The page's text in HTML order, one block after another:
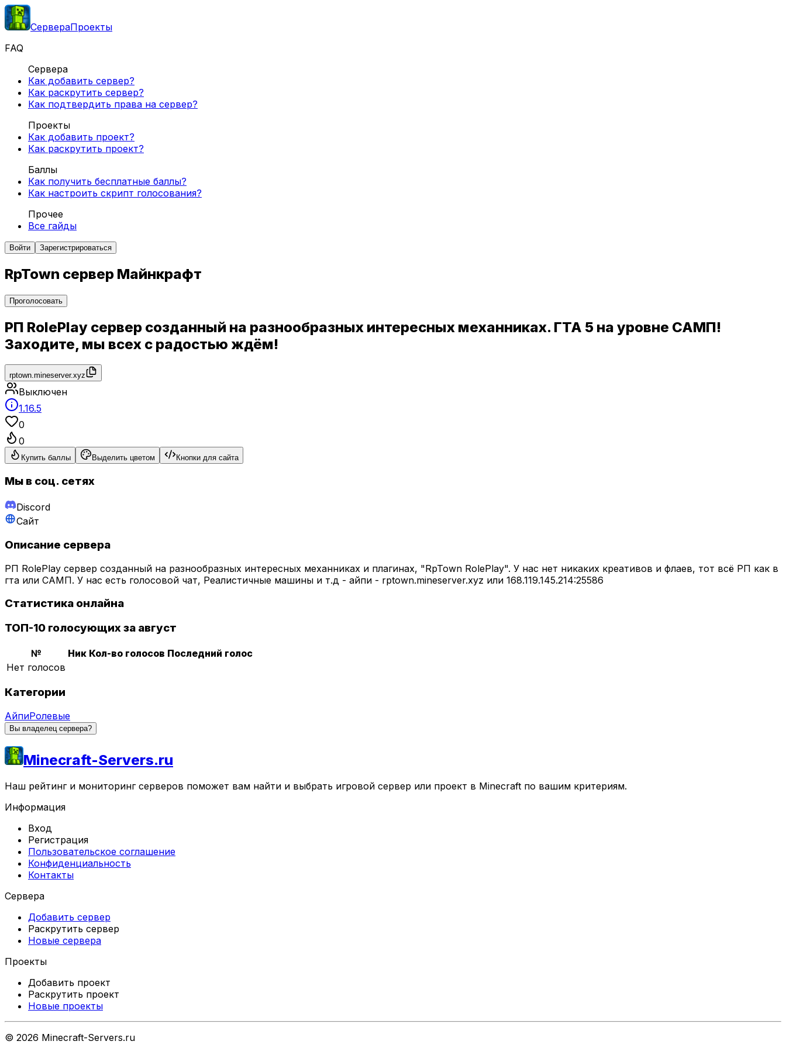
СервераПроекты
FAQ
Сервера
Как добавить сервер?
Как раскрутить сервер?
Как подтвердить права на сервер?
Проекты
Как добавить проект?
Как раскрутить проект?
Баллы
Как получить бесплатные баллы?
Как настроить скрипт голосования?
Прочее
Все гайды
Войти Зарегистрироваться
RpTown сервер Майнкрафт
Проголосовать
РП RolePlay сервер созданный на разнообразных интересных механниках. ГТА 5 на уровне САМП!
Заходите, мы всех с радостью ждём!
rptown.mineserver.xyz
Выключен
1.16.5
0
0
Купить баллы Выделить цветом Кнопки для сайта
Мы в соц. сетях
Discord
Сайт
Описание сервера
РП RolePlay сервер созданный на разнообразных интересных механниках и плагинах, "RpTown RolePlay". У нас нет никаких креативов и флаев, тот всё РП как в
гта или САМП. У нас есть голосовой чат, Реалистичные машины и т.д - айпи - rptown.mineserver.xyz или 168.119.145.214:25586
Статистика онлайна
ТОП-10 голосующих за август
№ Ник Кол-во голосов Последний голос
Нет голосов
Категории
АйпиРолевые
Вы владелец сервера?
Minecraft-Servers.ru
Наш рейтинг и мониторинг серверов поможет вам найти и выбрать игровой сервер или проект в Minecraft по вашим критериям.
Информация
Вход
Регистрация
Пользовательское соглашение
Конфиденциальность
Контакты
Сервера
Добавить сервер
Раскрутить сервер
Новые сервера
Проекты
Добавить проект
Раскрутить проект
Новые проекты
© 2026 Minecraft-Servers.ru